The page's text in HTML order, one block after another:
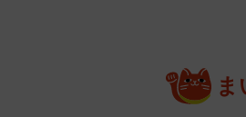
米国による
る。かつ